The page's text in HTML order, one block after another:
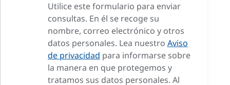
Utilice este formulario para enviar
consultas. En él se recoge su
nombre, correo electrónico y otros
datos personales. Lea nuestro Aviso
de privacidad para informarse sobre
la manera en que protegemos y
tratamos sus datos personales. Al